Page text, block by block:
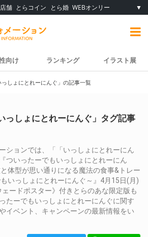
店舗 とらコイン とら婚 WEBオンリー ▼
向け ランキング イラスト展
っしょにとれーにんぐ」の記事一覧
っしょにとれーにんぐ」タグ記事
ションでは、「「いっしょにとれーにん
ついったーでもいっしょにとれーにん
体型が思い通りになる魔法の食事&トレー
いっしょにとれーにんぐ～』4月15日(月)
ードポスター》付きとらのあな限定版も
たーでもいっしょにとれーにんぐに関す
イベント、キャンペーンの最新情報をい